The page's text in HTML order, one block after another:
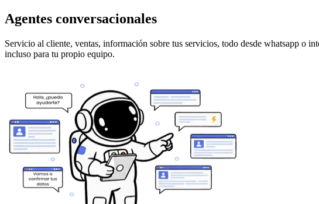
Agentes conversacionales
Servicio al cliente, ventas, información sobre tus servicios, todo desde whatsapp o
incluso para tu propio equipo.